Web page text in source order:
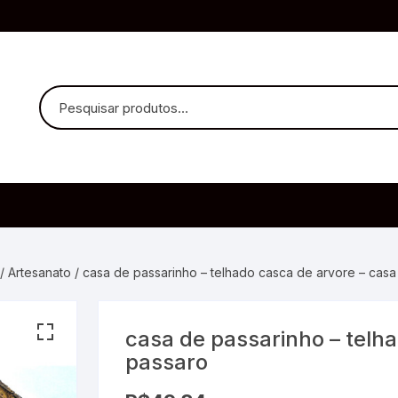
Microfone
/ Artesanato / casa de passarinho – telhado casca de arvore –
casa de passarinho –
passaro